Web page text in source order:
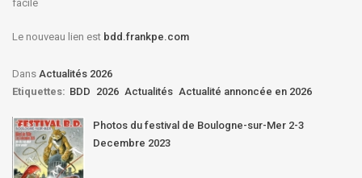
facile
Le nouveau lien est bdd.frankpe.com
Dans Actualités 2026
Etiquettes: BDD 2026 Actualités Actualité annoncée en 2026
Photos du festival de Boulogne-sur-Mer 2-3
Decembre 2023